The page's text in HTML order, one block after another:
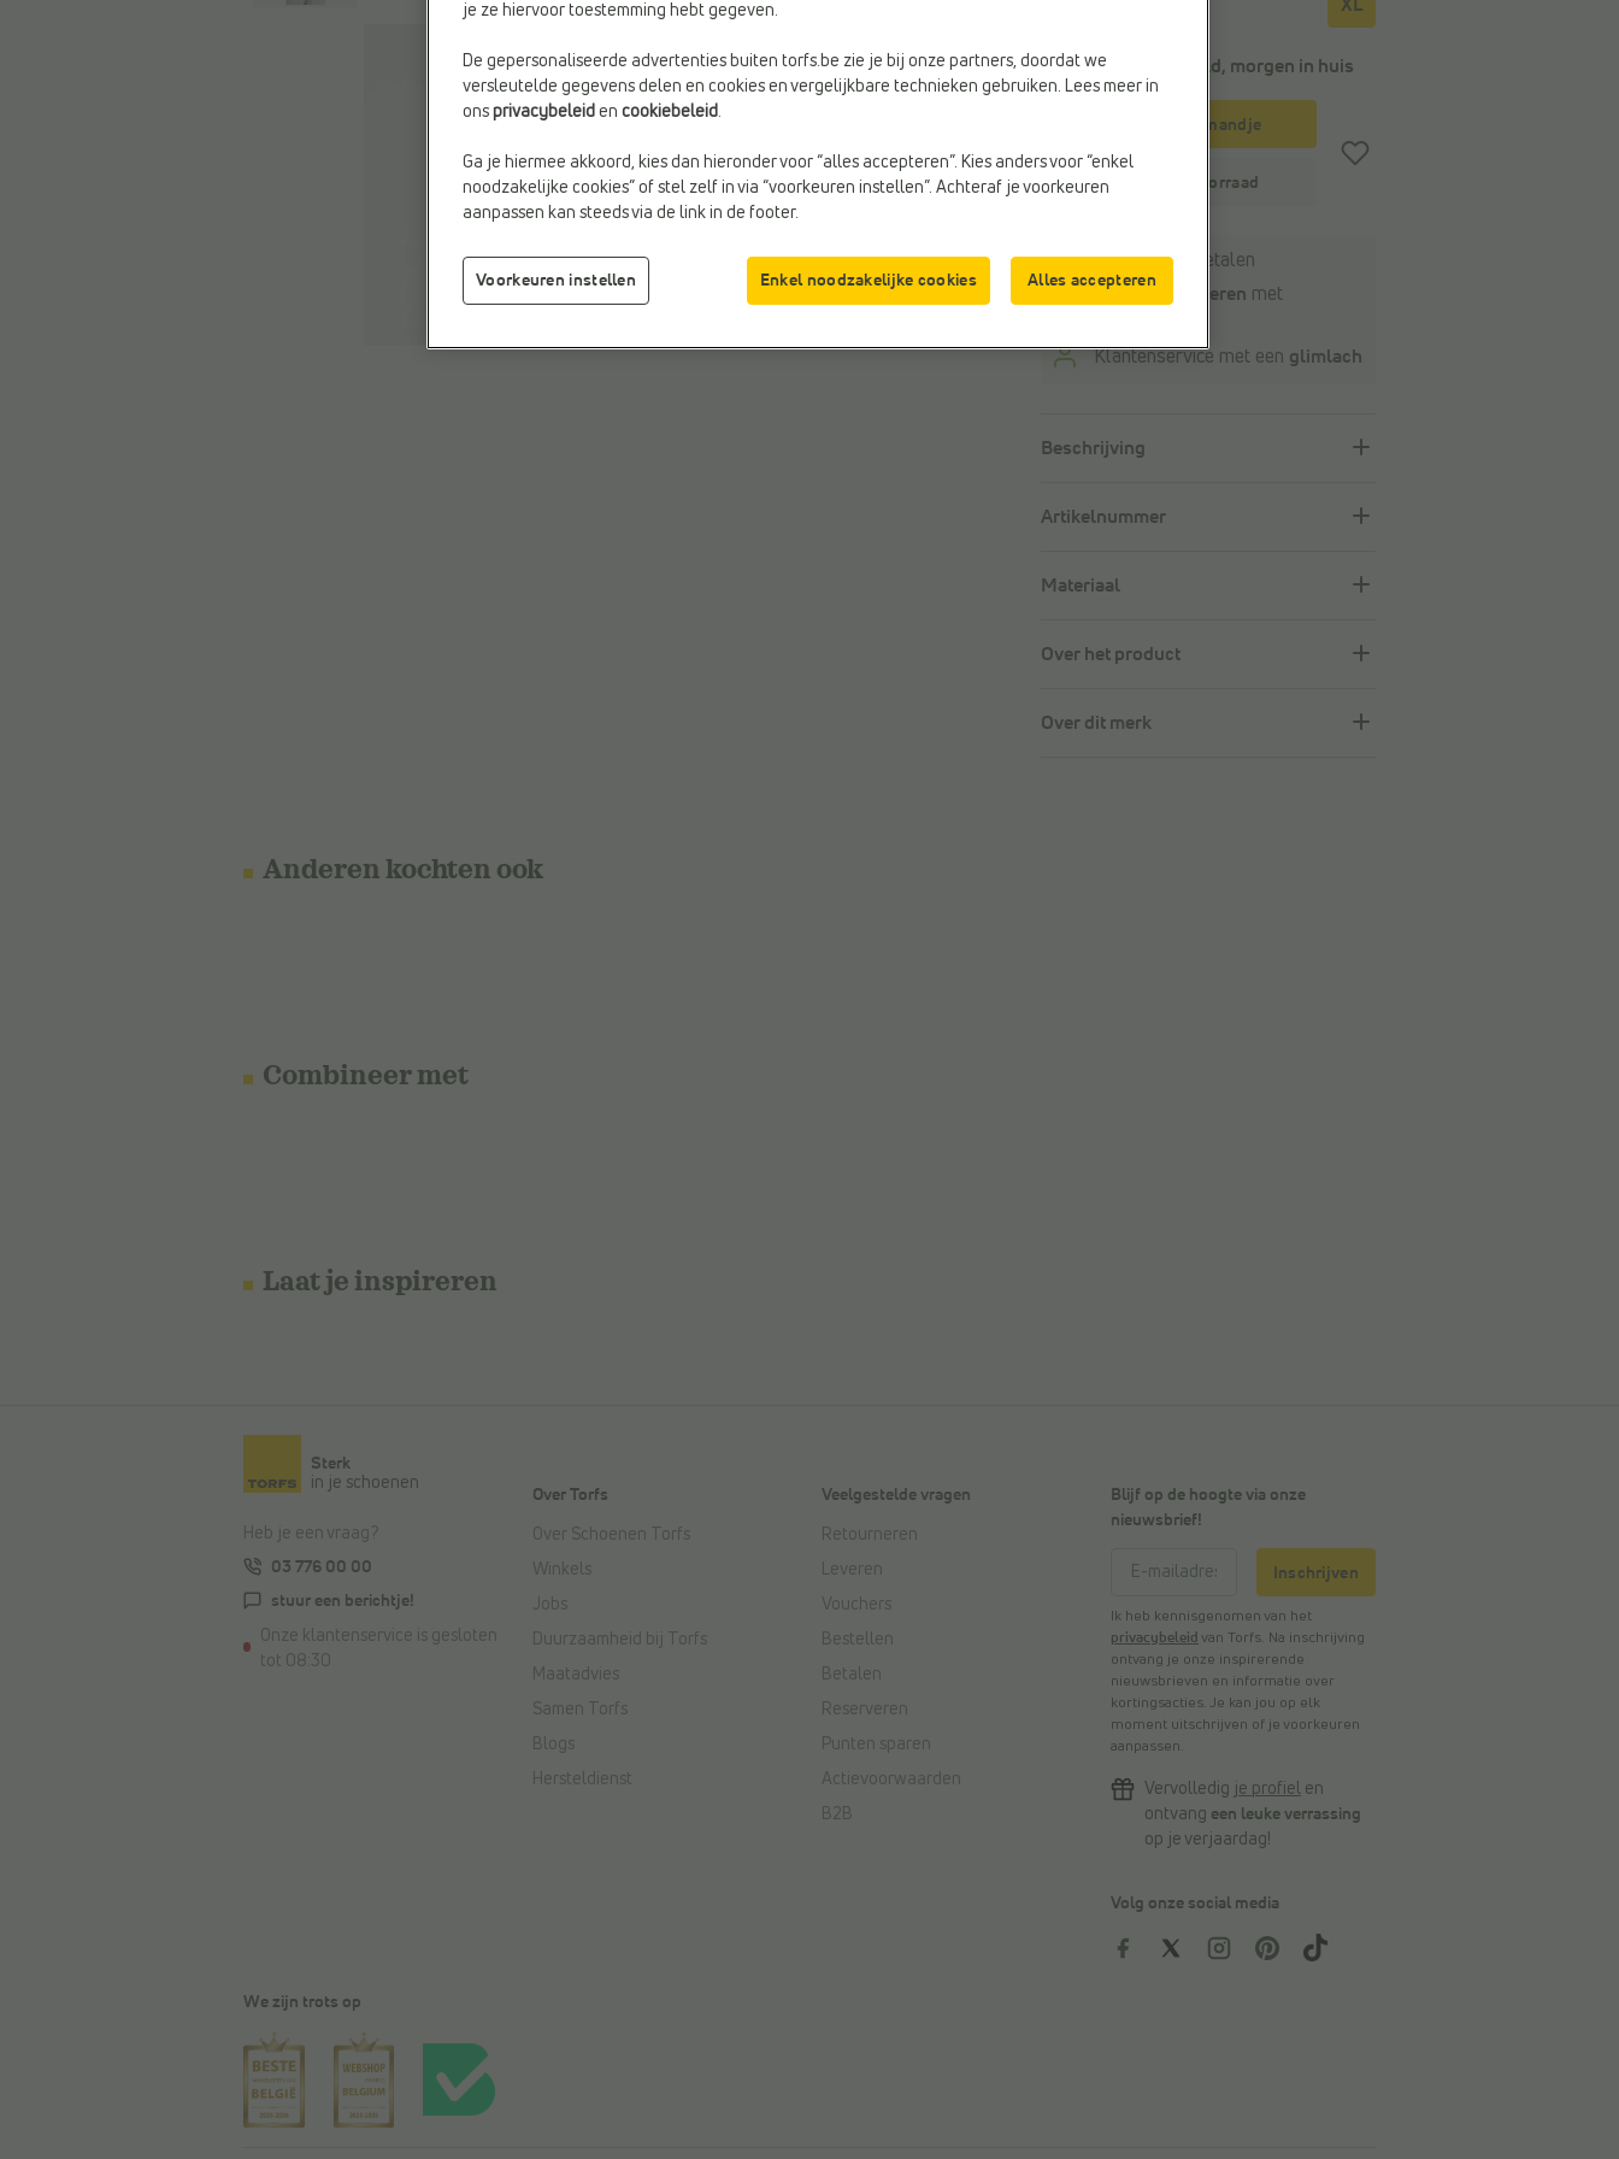
XL
Voor 22u besteld, morgen in huis
In winkelmandje
Winkelvoorraad
Veilig online betalen
Gratis retourneren met
Klantenservice met een glimlach
Beschrijving
Artikelnummer
Materiaal
Over het product
Over dit merk
Anderen kochten ook
Combineer met
Laat je inspireren
Sterk
in je schoenen
Heb je een vraag?
03 776 00 00
stuur een berichtje!
Onze klantenservice is gesloten
tot 08:30
Over Torfs
Over Schoenen Torfs
Winkels
Jobs
Duurzaamheid bij Torfs
Maatadvies
Samen Torfs
Blogs
Hersteldienst
Veelgestelde vragen
Retourneren
Leveren
Vouchers
Bestellen
Betalen
Reserveren
Punten sparen
Actievoorwaarden
B2B
Blijf op de hoogte via onze
nieuwsbrief!
Inschrijven
Ik heb kennisgenomen van het
privacybeleid van Torfs. Na inschrijving
ontvang je onze inspirerende
nieuwsbrieven en informatie over
kortingsacties. Je kan jou op elk
moment uitschrijven of je voorkeuren
aanpassen.
Vervolledig je profiel en
ontvang een leuke verrassing
op je verjaardag!
Volg onze social media
We zijn trots op
je ze hiervoor toestemming hebt gegeven.
De gepersonaliseerde advertenties buiten torfs.be zie je bij onze partners, doordat we
versleutelde gegevens delen en cookies en vergelijkbare technieken gebruiken. Lees meer in
ons privacybeleid en cookiebeleid.
Ga je hiermee akkoord, kies dan hieronder voor “alles accepteren”. Kies anders voor “enkel
noodzakelijke cookies” of stel zelf in via “voorkeuren instellen”. Achteraf je voorkeuren
aanpassen kan steeds via de link in de footer.
Voorkeuren instellen Enkel noodzakelijke cookies Alles accepteren